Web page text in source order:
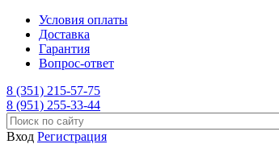
Условия оплаты
Доставка
Гарантия
Вопрос-ответ
8 (351) 215-57-75
8 (951) 255-33-44
Вход Регистрация